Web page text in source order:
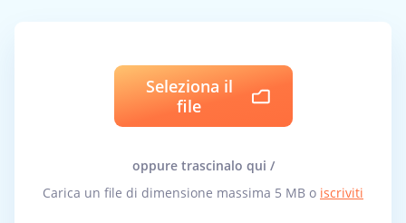
Seleziona il
file
oppure trascinalo qui /
Carica un file di dimensione massima 5 MB o iscriviti